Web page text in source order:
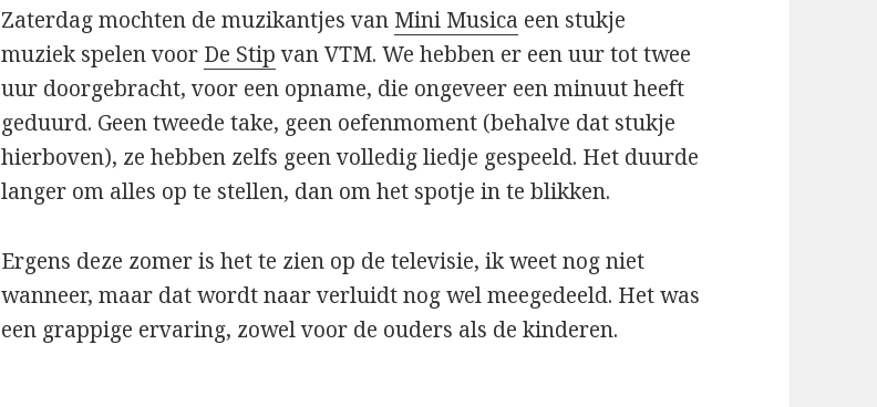
Zaterdag mochten de muzikantjes van Mini Musica een stukje
muziek spelen voor De Stipvan VTM. We hebben er een uur tot twee
uur doorgebracht, voor een opname, die ongeveer een minuut heeft
geduurd. Geen tweede take, geen oefenmoment (behalve dat stukje
hierboven), ze hebben zelfs geen volledig liedje gespeeld. Het duurde
langer om alles op te stellen, dan om het spotje in te blikken.
Ergens deze zomer is het te zien op de televisie, ik weet nog niet
wanneer, maar dat wordt naar verluidt nog wel meegedeeld. Het was
een grappige ervaring, zowel voor de ouders als de kinderen.